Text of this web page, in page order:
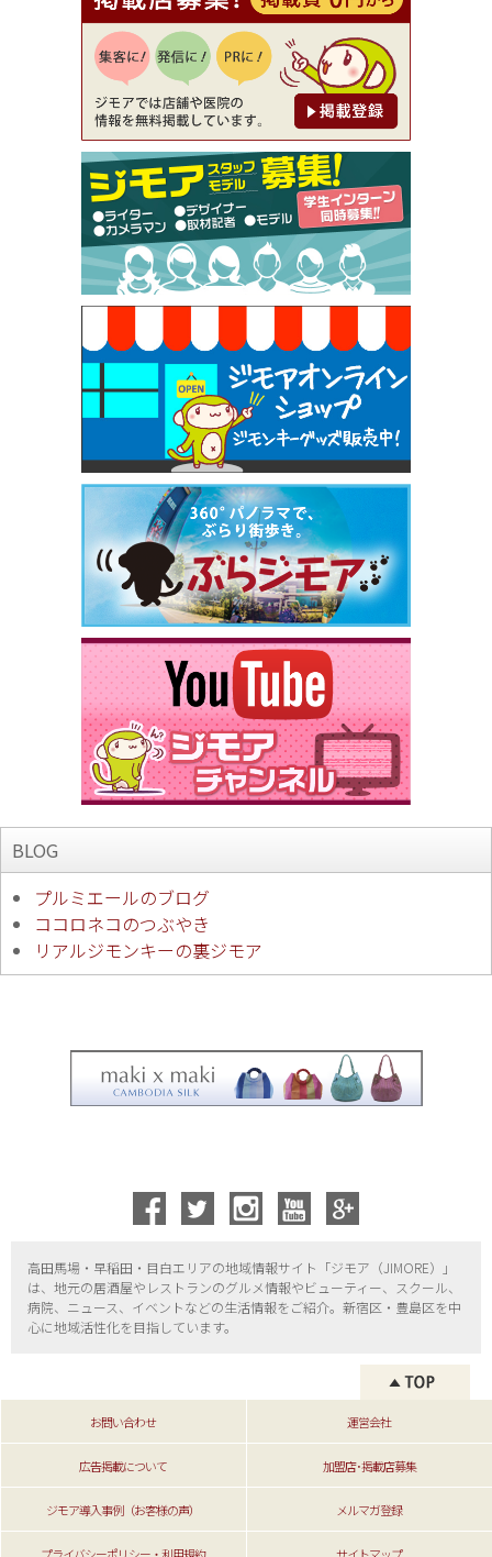
【ジモア読者特典1】料理全品20％OFF ※18時以
降（創作イタリアン Pia Cuore（ピアクオーレ））
[有効期限]2026年9月30日
【ジモア限定②】初回割引 特価 鼻毛脱毛 半額 2,2
00円⇒1,100円（メンズ専門ワックス脱毛サロン Mi
ckle（ミックル））
[有効期限]2026年9月30日
【ジモア限定特典①】まつ毛カール 3,850円→ 2,7
50円（Premiere（プルミエール））
[有効期限]2026年9月30日
焼き餃子 一皿サービス（餃子酒場たっちゃん 西
早稲田店）
[有効期限]2026年9月30日
BLOG
プルミエールのブログ
ココロネコのつぶやき
リアルジモンキーの裏ジモア
高田馬場・早稲田・目白エリアの地域情報サイト「ジモア（JIMORE）」
は、地元の居酒屋やレストランのグルメ情報やビューティー、
スクール、
病院、ニュース、イベントなどの生活情報をご紹介。新宿区・ 豊島区を中
心に地域活性化を目指しています。
お問い合わせ 運営会社
広告掲載について 加盟店･掲載店募集
ジモア導入事例（お客様の声） メルマガ登録